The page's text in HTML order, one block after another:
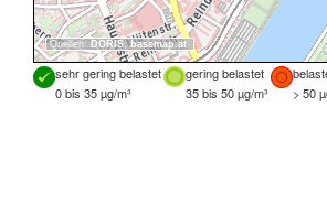
Quellen: DORIS,basemap.at
sehr gering belastet gering belastet
0 bis 35 µg/m³
35 bis 50 µg/m³ > 50